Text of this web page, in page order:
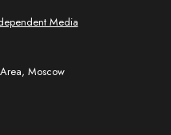
Media
Moscow